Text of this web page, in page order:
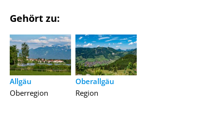
Gehört zu:
Allgäu
Oberregion
Oberallgäu
Region